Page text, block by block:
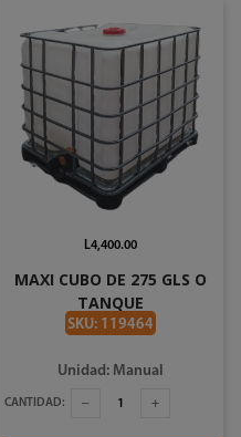
MAXI CUBO DE 275 GLS O
TANQUE
SKU: 119464
L4,400.00
Unidad: Manual
CANTIDAD: